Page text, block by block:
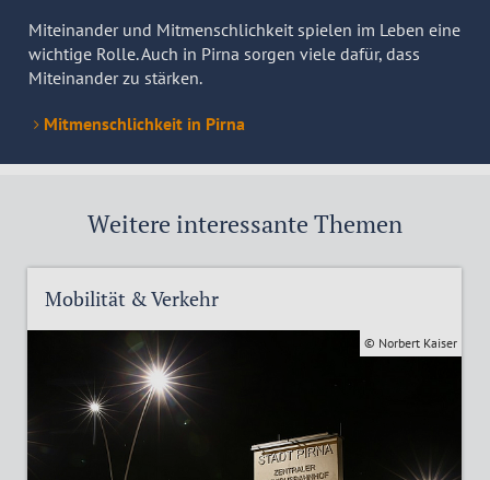
Miteinander und Mitmenschlichkeit spielen im Leben eine
wichtige Rolle. Auch in Pirna sorgen viele dafür, dass
Miteinander zu stärken.
Mitmenschlichkeit in Pirna
Weitere interessante Themen
Mobilität & Verkehr
© Norbert Kaiser